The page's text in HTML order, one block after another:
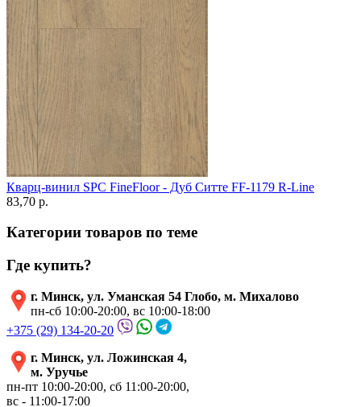
Кварц-винил SPC FineFloor - Дуб Ситте FF-1179 R-Line
83,70 p.
Категории товаров по теме
Где купить?
г. Минск, ул. Уманская 54 Глобо, м. Михалово
пн-сб 10:00-20:00, вс 10:00-18:00
+375 (29) 134-20-20
г. Минск, ул. Ложинская 4,
м. Уручье
пн-пт 10:00-20:00, сб 11:00-20:00,
вс - 11:00-17:00